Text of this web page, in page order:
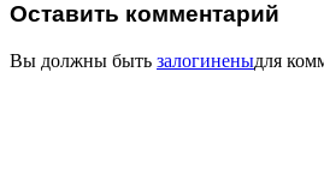
Оставить комментарий
Вы должны быть залогиненыдля